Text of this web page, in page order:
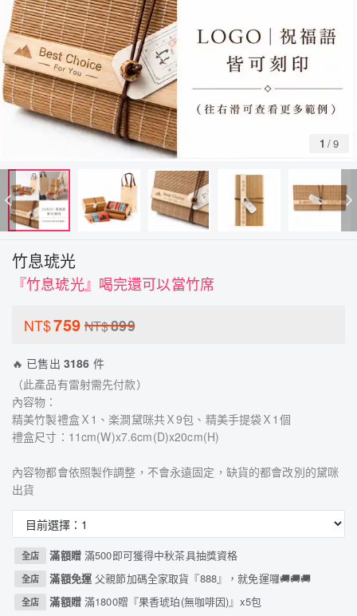
1 /9
竹息琥光
『竹息琥光』喝完還可以當竹席
NT$759 NT$899
🔥 已售出 3186 件
（此產品有雷射需先付款）
內容物：
精美竹製禮盒Ｘ1、楽澗黛咪共Ｘ9包、精美手提袋Ｘ1個
禮盒尺寸：11cm(W)x7.6cm(D)x20cm(H)
內容物都會依照製作調整，不會永遠固定，缺貨的都會改別的黛咪
出貨
全店 滿額贈 滿500即可獲得中秋茶具抽獎資格
全店 滿額免運 父親節加碼全家取貨『888』，就免運囉🚚🚚🚚
全店 滿額贈 滿1800贈『果香琥珀(無咖啡因)』x5包